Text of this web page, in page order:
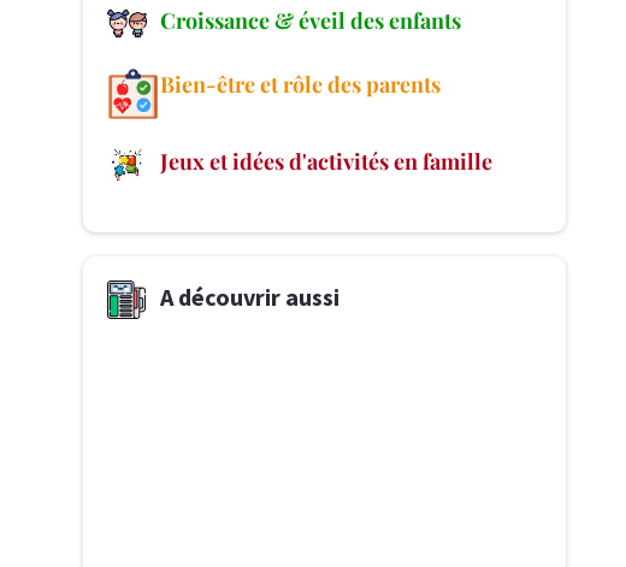
Croissance & éveil des enfants
Bien-être et rôle des parents
Jeux et idées d'activités en famille
A découvrir aussi